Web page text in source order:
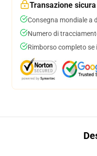
Transazione sicura
Consegna mondiale a
Numero di
Rimborso completo